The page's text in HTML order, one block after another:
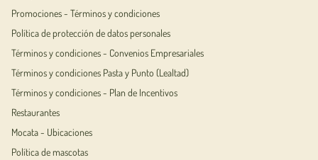
Promociones - Términos y condiciones
Política de protección de datos personales
Términos y condiciones - Convenios Empresariales
Términos y condiciones Pasta y Punto (Lealtad)
Términos y condiciones - Plan de Incentivos
Restaurantes
Mocata - Ubicaciones
Política de mascotas